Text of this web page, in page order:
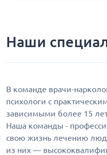
Наши
В команде врачи-
психологи с
зависимыми более 15
Наша команды -
свою жизнь лечению
из них —